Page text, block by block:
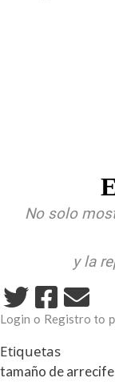
No solo
y la
Login o Registro to
Etiquetas
tamaño de